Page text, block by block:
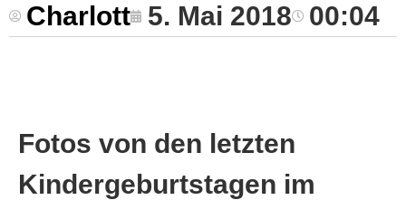
Charlott 5. Mai 2018 00:04
Fotos von den letzten
Kindergeburtstagen im